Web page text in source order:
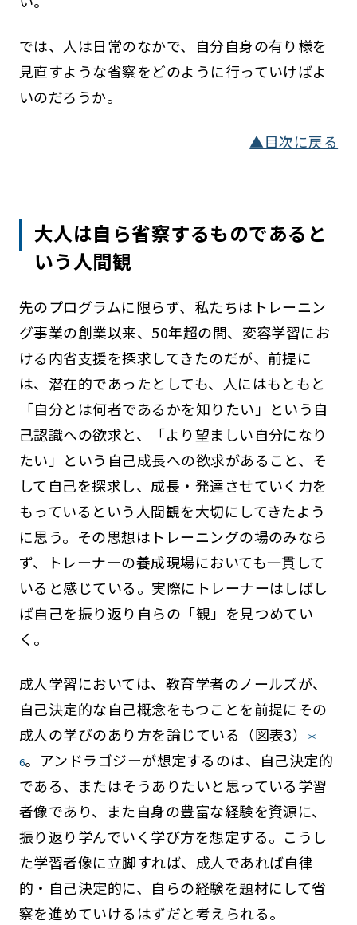
では、人は日常のなかで、自分自身の有り様を
見直すような省察をどのように行っていけばよ
いのだろうか。
▲目次に戻る
大人は自ら省察するものであると
いう人間観
先のプログラムに限らず、私たちはトレーニン
グ事業の創業以来、50年超の間、変容学習にお
ける内省支援を探求してきたのだが、前提に
は、潜在的であったとしても、人にはもともと
「自分とは何者であるかを知りたい」という自
己認識への欲求と、「より望ましい自分になり
たい」という自己成長への欲求があること、そ
して自己を探求し、成長・発達させていく力を
もっているという人間観を大切にしてきたよう
に思う。その思想はトレーニングの場のみなら
ず、トレーナーの養成現場においても一貫して
いると感じている。実際にトレーナーはしばし
ば自己を振り返り自らの「観」を見つめてい
く。
成人学習においては、教育学者のノールズが、
自己決定的な自己概念をもつことを前提にその
成人の学びのあり方を論じている（図表3）
＊
6。アンドラゴジーが想定するのは、自己決定的
である、またはそうありたいと思っている学習
者像であり、また自身の豊富な経験を資源に、
振り返り学んでいく学び方を想定する。こうし
た学習者像に立脚すれば、成人であれば自律
的・自己決定的に、自らの経験を題材にして省
察を進めていけるはずだと考えられる。